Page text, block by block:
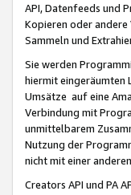
API, Datenfeeds und
Kopieren oder
Sammeln und
Sie werden
hiermit eingeräumten
Umsätze auf eine
Verbindung mit
unmittelbarem
Nutzung der
nicht mit einer
Creators API und PA